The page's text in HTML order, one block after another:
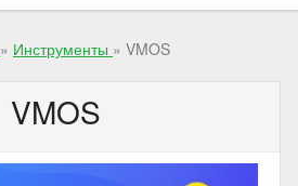
» Инструменты » VMOS
VMOS